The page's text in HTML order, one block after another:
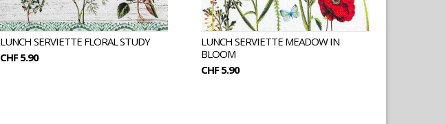
LUNCH SERVIETTE FLORAL STUDY
CHF 5.90
LUNCH SERVIETTE MEADOW IN
BLOOM
CHF 5.90